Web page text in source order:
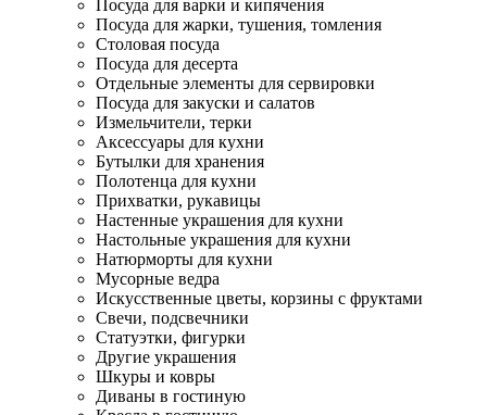
Посуда для варки и кипячения
Посуда для жарки, тушения, томления
Столовая посуда
Посуда для десерта
Отдельные элементы для сервировки
Посуда для закуски и салатов
Измельчители, терки
Аксессуары для кухни
Бутылки для хранения
Полотенца для кухни
Прихватки, рукавицы
Настенные украшения для кухни
Настольные украшения для кухни
Натюрморты для кухни
Мусорные ведра
Искусственные цветы, корзины с фруктами
Свечи, подсвечники
Статуэтки, фигурки
Другие украшения
Шкуры и ковры
Диваны в гостиную